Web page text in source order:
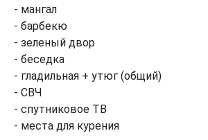
- мангал
- барбекю
- зеленый двор
- беседка
- гладильная + утюг (общий)
- СВЧ
- спутниковое ТВ
- места для курения